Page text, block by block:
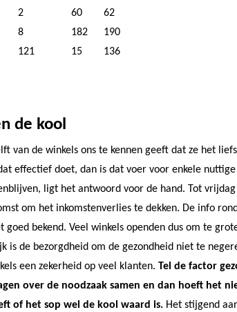
2 60
62
8 182
190
121 15
136
de kool
van de winkels ons te kennen geeft dat ze het
effectief doet, dan is dat voer voor enkele
ligt het antwoord voor de hand. Tot
om het inkomstenverlies te dekken. De info
goed bekend. Veel winkels openden dus om te
is de bezorgdheid om de gezondheid niet te
een zekerheid op veel klanten. Tel de factor
over de noodzaak samen en dan hoeft het
of het sop wel de kool waard is. Het stijgend